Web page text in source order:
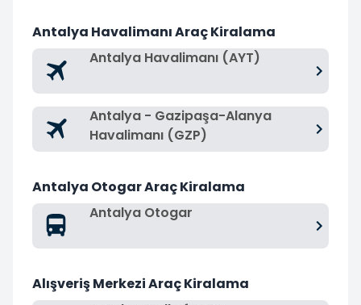
Antalya Havalimanı Araç Kiralama
Antalya Havalimanı (AYT)
Antalya - Gazipaşa-Alanya
Havalimanı (GZP)
Antalya Otogar Araç Kiralama
Antalya Otogar
Alışveriş Merkezi Araç Kiralama